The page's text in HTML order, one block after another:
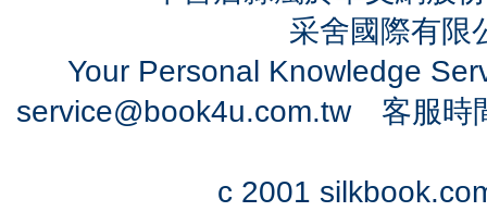
采舍國際有
Your Personal Knowledge
service@book4u.com.tw客服時
c 2001